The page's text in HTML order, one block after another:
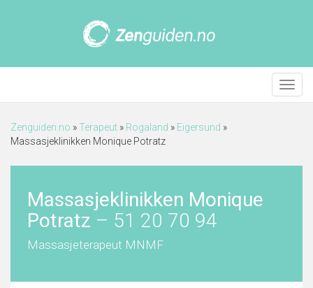
Meny
Zenguiden.no »Terapeut » Rogaland » Eigersund »
Massasjeklinikken Monique Potratz
Massasjeklinikken Monique
Potratz – 51 20 70 94
Massasjeterapeut MNMF